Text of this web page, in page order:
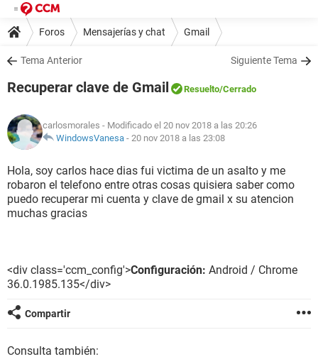
Foros Mensajerías y chat Gmail
Tema Anterior Siguiente Tema
Recuperar clave de Gmail Resuelto/Cerrado
carlosmorales - Modificado el 20 nov 2018 a las 20:26
WindowsVanesa - 20 nov 2018 a las 23:08
Hola, soy carlos hace dias fui victima de un asalto y me
robaron el telefono entre otras cosas quisiera saber como
puedo recuperar mi cuenta y clave de gmail x su atencion
muchas gracias
<div class='ccm_config'>Configuración: Android / Chrome
36.0.1985.135</div>
Compartir
Consulta también: